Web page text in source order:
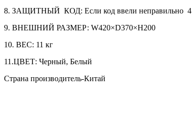
8. ЗАЩИТНЫЙ КОД: Если код ввели неправильно 4
9. ВНЕШНИЙ РАЗМЕР: W420×D370×H200
10. ВЕС: 11 кг
11.ЦВЕТ: Черный, Белый
Страна производитель-Китай